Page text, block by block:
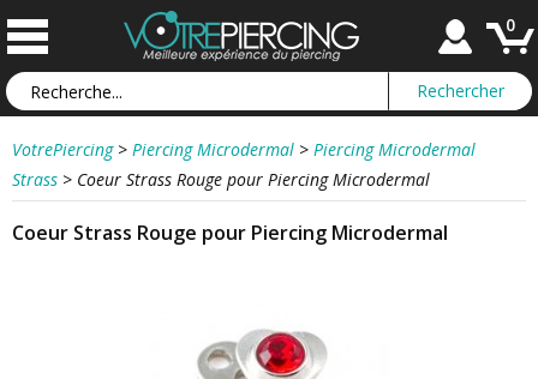
0
VotrePiercing > Piercing Microdermal > Piercing Microdermal
Strass > Coeur Strass Rouge pour Piercing Microdermal
Coeur Strass Rouge pour Piercing Microdermal